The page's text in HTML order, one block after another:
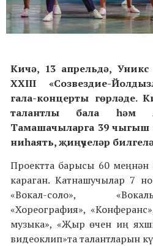
Кичә, 13 апрельдә, Уникс
XXIII
«Созвездие-
гала-концерты гөрләде.
талантлы бала һәм
Тамашачыларга 39 чыгыш
ниһаять,җиңүчеләр
Проектта барысы 60 меңнән
караган. Катнашучылар 7
«Вокал-соло»,
«Хореография»,
музыка», «Җыр өчен иң
видеоклип»таталантларын